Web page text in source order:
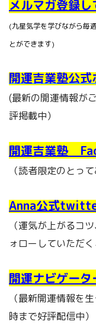
メルマガ登録
(九星気学を学びながら毎
とができます)
開運吉業塾公
(最新の開運情報が
評掲載中）
開運吉業塾
（読者限定のとっ
Anna公式
（運気が上がるコ
ォローしていただ
開運ナビゲー
（最新開運情報を
時まで好評配信中）